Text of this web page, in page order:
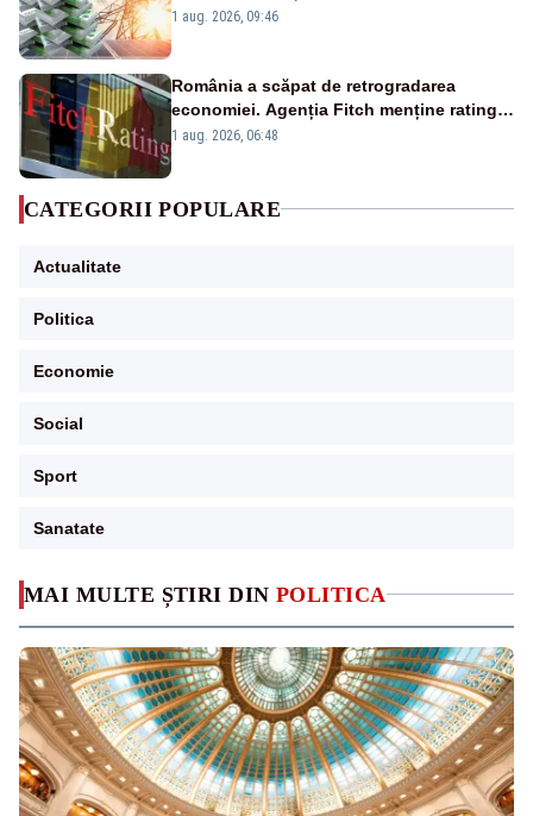
MAI MULTE ȘTIRI DIN POLITICA
Analiză Realitatea Plus
1 aug. 2026, 09:46
România a scăpat de retrogradarea
economiei. Agenția Fitch menține ratingul
„BBB-” cu perspectivă negativă
1 aug. 2026, 06:48
CATEGORII POPULARE
Actualitate
Politica
Economie
Social
Sport
Sanatate